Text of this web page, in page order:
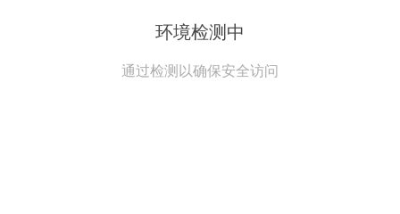
环境检测中
通过检测以确保安全访问